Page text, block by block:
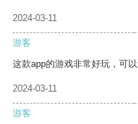
2024-03-11
游客
这款app的游戏非常好玩，可以
2024-03-11
游客